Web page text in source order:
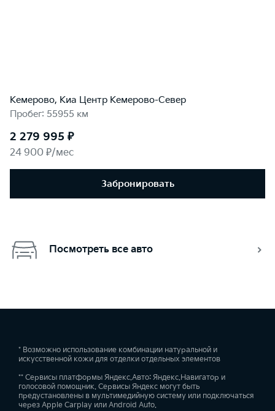
Кемерово, Киа Центр Кемерово-Север
Пробег: 55955 км
2 279 995 ₽
24 900 ₽/мес
Забронировать
Посмотреть все авто
* Возможно использование комбинации натуральной и
искусственной кожи для отделки отдельных элементов
** Сервисы платформы Яндекс.Авто: Яндекс.Навигатор и
голосовой помощник. Сервисы Яндекс могут быть
предустановлены в мультимедийную систему или подключаться
через Apple Carplay или Android Auto.